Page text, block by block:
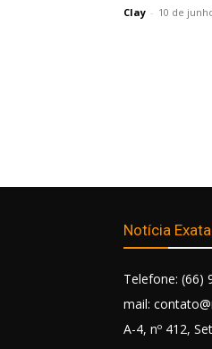
Clay - 10 de
Notícia Exata
Telefone: (66)
mail:
A-4, nº 412,